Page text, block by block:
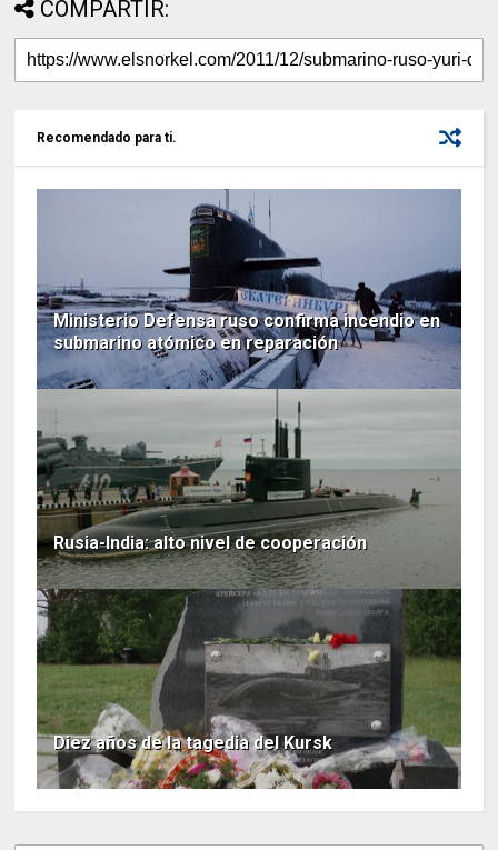
COMPARTIR:
Recomendado para ti.
Ministerio Defensa ruso confirma incendio en
submarino atómico en reparación
Rusia-India: alto nivel de cooperación
Diez años de la tagedia del Kursk